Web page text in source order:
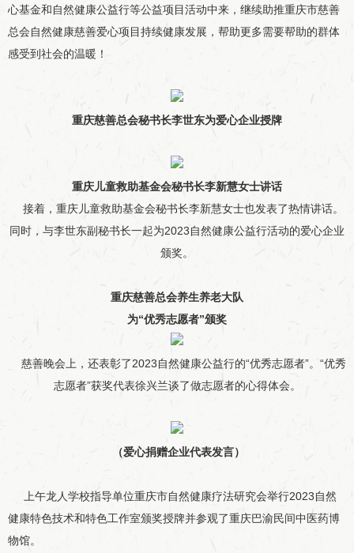
心基金和自然健康公益行等公益项目活动中来，继续助推重庆市慈善
总会自然健康慈善爱心项目持续健康发展，帮助更多需要帮助的群体
感受到社会的温暖！
重庆慈善总会秘书长李世东为爱心企业授牌
重庆儿童救助基金会秘书长李新慧女士讲话
接着，重庆儿童救助基金会秘书长李新慧女士也发表了热情讲话。
同时，与李世东副秘书长一起为2023自然健康公益行活动的爱心企业
颁奖。
重庆慈善总会养生养老大队
为“优秀志愿者”颁奖
慈善晚会上，还表彰了2023自然健康公益行的“优秀志愿者”。“优秀
志愿者”获奖代表徐兴兰谈了做志愿者的心得体会。
（爱心捐赠企业代表发言）
上午龙人学校指导单位重庆市自然健康疗法研究会举行2023自然
健康特色技术和特色工作室颁奖授牌并参观了重庆巴渝民间中医药博
物馆。